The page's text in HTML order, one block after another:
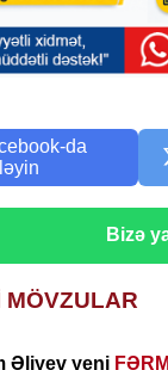
da
Bizə
Əliyev yeni